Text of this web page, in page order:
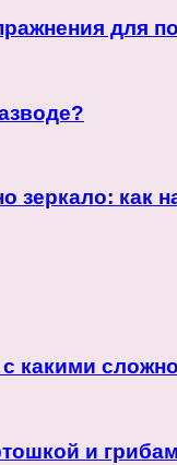
для
зеркало: как
какими
и